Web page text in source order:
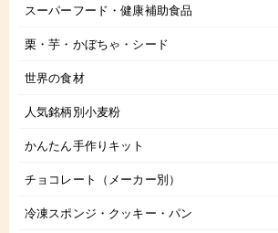
スーパーフード・健康補助食品
栗・芋・かぼちゃ・シード
世界の食材
人気銘柄別小麦粉
かんたん手作りキット
チョコレート（メーカー別）
冷凍スポンジ・クッキー・パン